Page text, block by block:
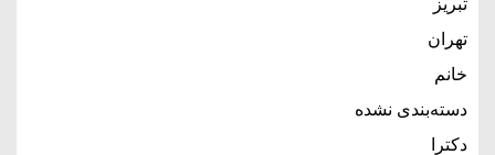
تبریز
تهران
خانم
دسته‌بندی نشده
دکترا